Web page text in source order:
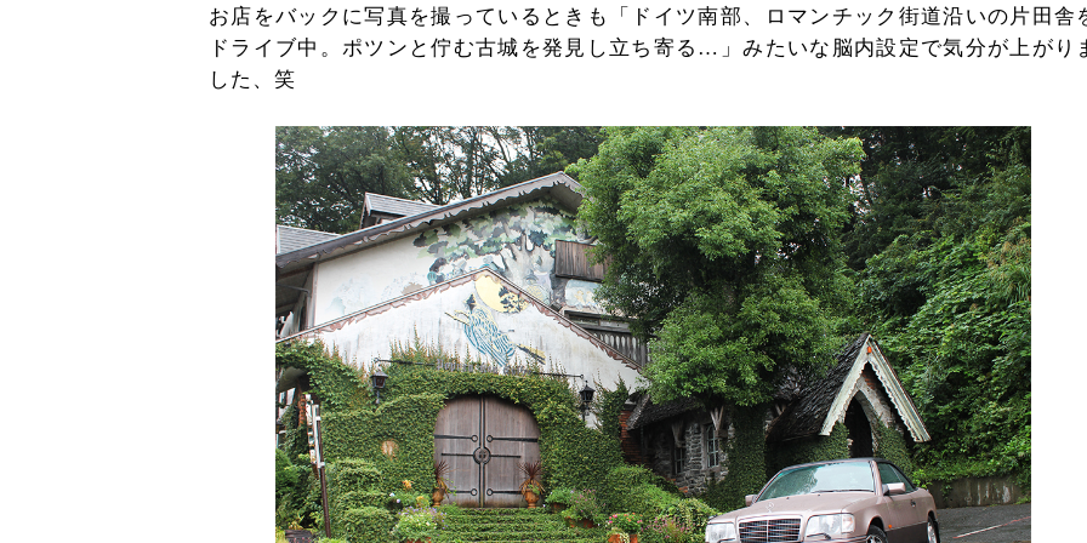
お店をバックに写真を撮っているときも「ドイツ南部、ロマンチック街道沿いの片田舎
ドライブ中。ポツンと佇む古城を発見し立ち寄る…」みたいな脳内設定で気分が上がり
した、笑